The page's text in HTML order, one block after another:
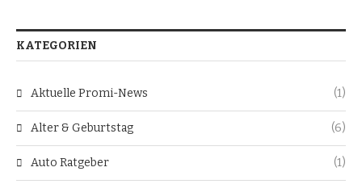
KATEGORIEN
Aktuelle Promi-News (1)
Alter & Geburtstag (6)
Auto Ratgeber (1)